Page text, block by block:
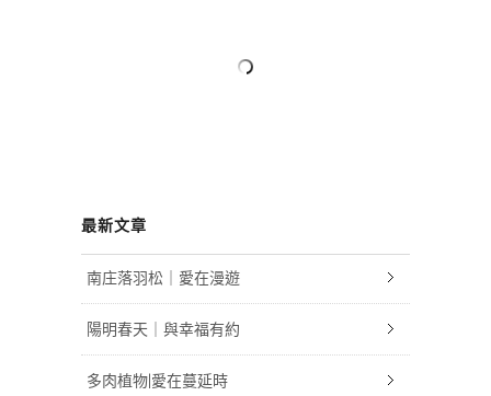
最新文章
南庄落羽松｜愛在漫遊
陽明春天｜與幸福有約
多肉植物|愛在蔓延時